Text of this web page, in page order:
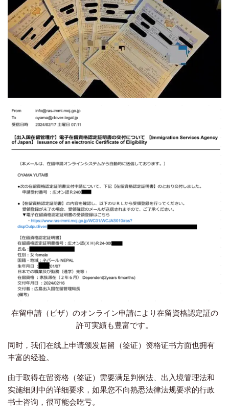
在留申請（ビザ）のオンライン申請により在留資格認定証の
許可実績も豊富です。
同时，我们在线上申请颁发居留（签证）资格证书方面也拥有
丰富的经验。
由于取得在留资格（签证）需要满足判例法、出入境管理法和
实施细则中的详细要求，如果您不向熟悉法律法规要求的行政
书士咨询，很可能会吃亏。